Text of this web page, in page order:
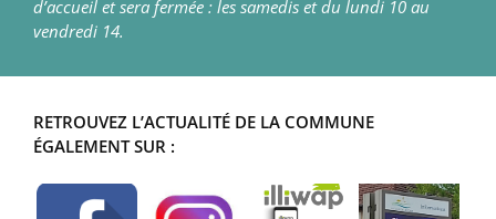
d’accueil et sera fermée : les samedis et du lundi 10 au
vendredi 14.
RETROUVEZ L’ACTUALITÉ DE LA COMMUNE
ÉGALEMENT SUR :